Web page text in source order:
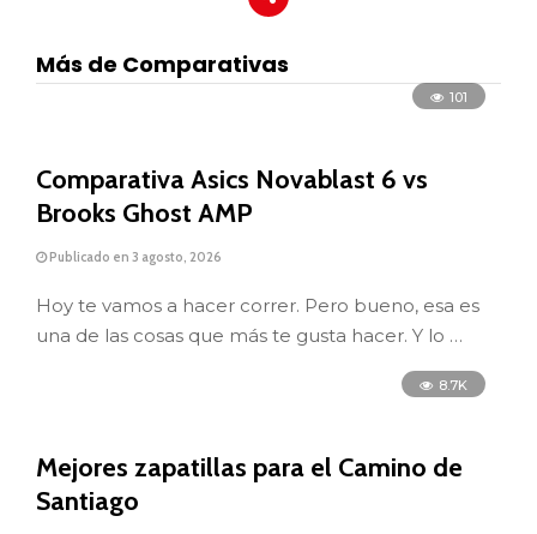
Más de Comparativas
101
Comparativa Asics Novablast 6 vs
Brooks Ghost AMP
Publicado en 3 agosto, 2026
Hoy te vamos a hacer correr. Pero bueno, esa es
una de las cosas que más te gusta hacer. Y lo …
8.7K
Mejores zapatillas para el Camino de
Santiago